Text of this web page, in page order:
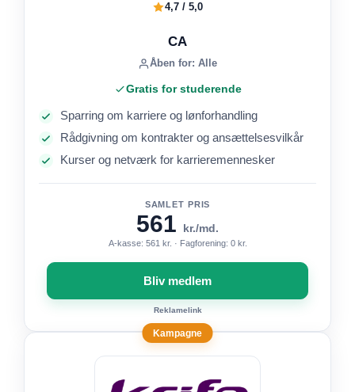
4,7 / 5,0
CA
Åben for: Alle
Gratis for studerende
Sparring om karriere og lønforhandling
Rådgivning om kontrakter og ansættelsesvilkår
Kurser og netværk for karrieremennesker
SAMLET PRIS
561 kr./md.
A-kasse: 561 kr. · Fagforening: 0 kr.
Bliv medlem
Reklamelink
Kampagne